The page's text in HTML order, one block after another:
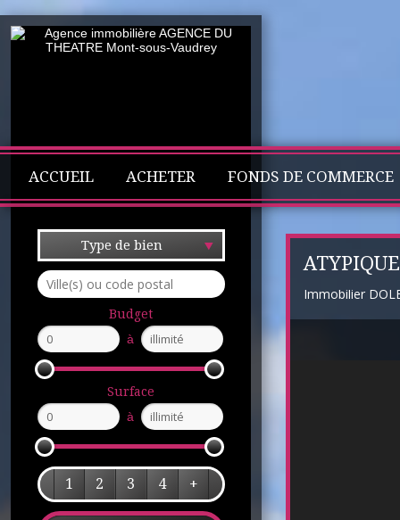
ACCUEIL ACHETER FONDS DE COMMERCE
Type de bien
Budget
à
Surface
à
1 2 3 4 +
Immobilier